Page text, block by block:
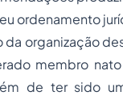
ordenamento
da organização
membro
de ter sido